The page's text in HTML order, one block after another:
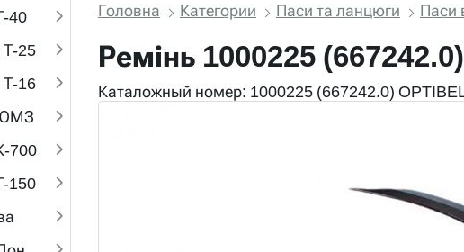
40
Т-25
Т-16
ЮМЗ
700
150
Головна Категории Паси та ланцюги Паси
Ремінь 1000225
Каталожный номер: 1000225 (667242.0)